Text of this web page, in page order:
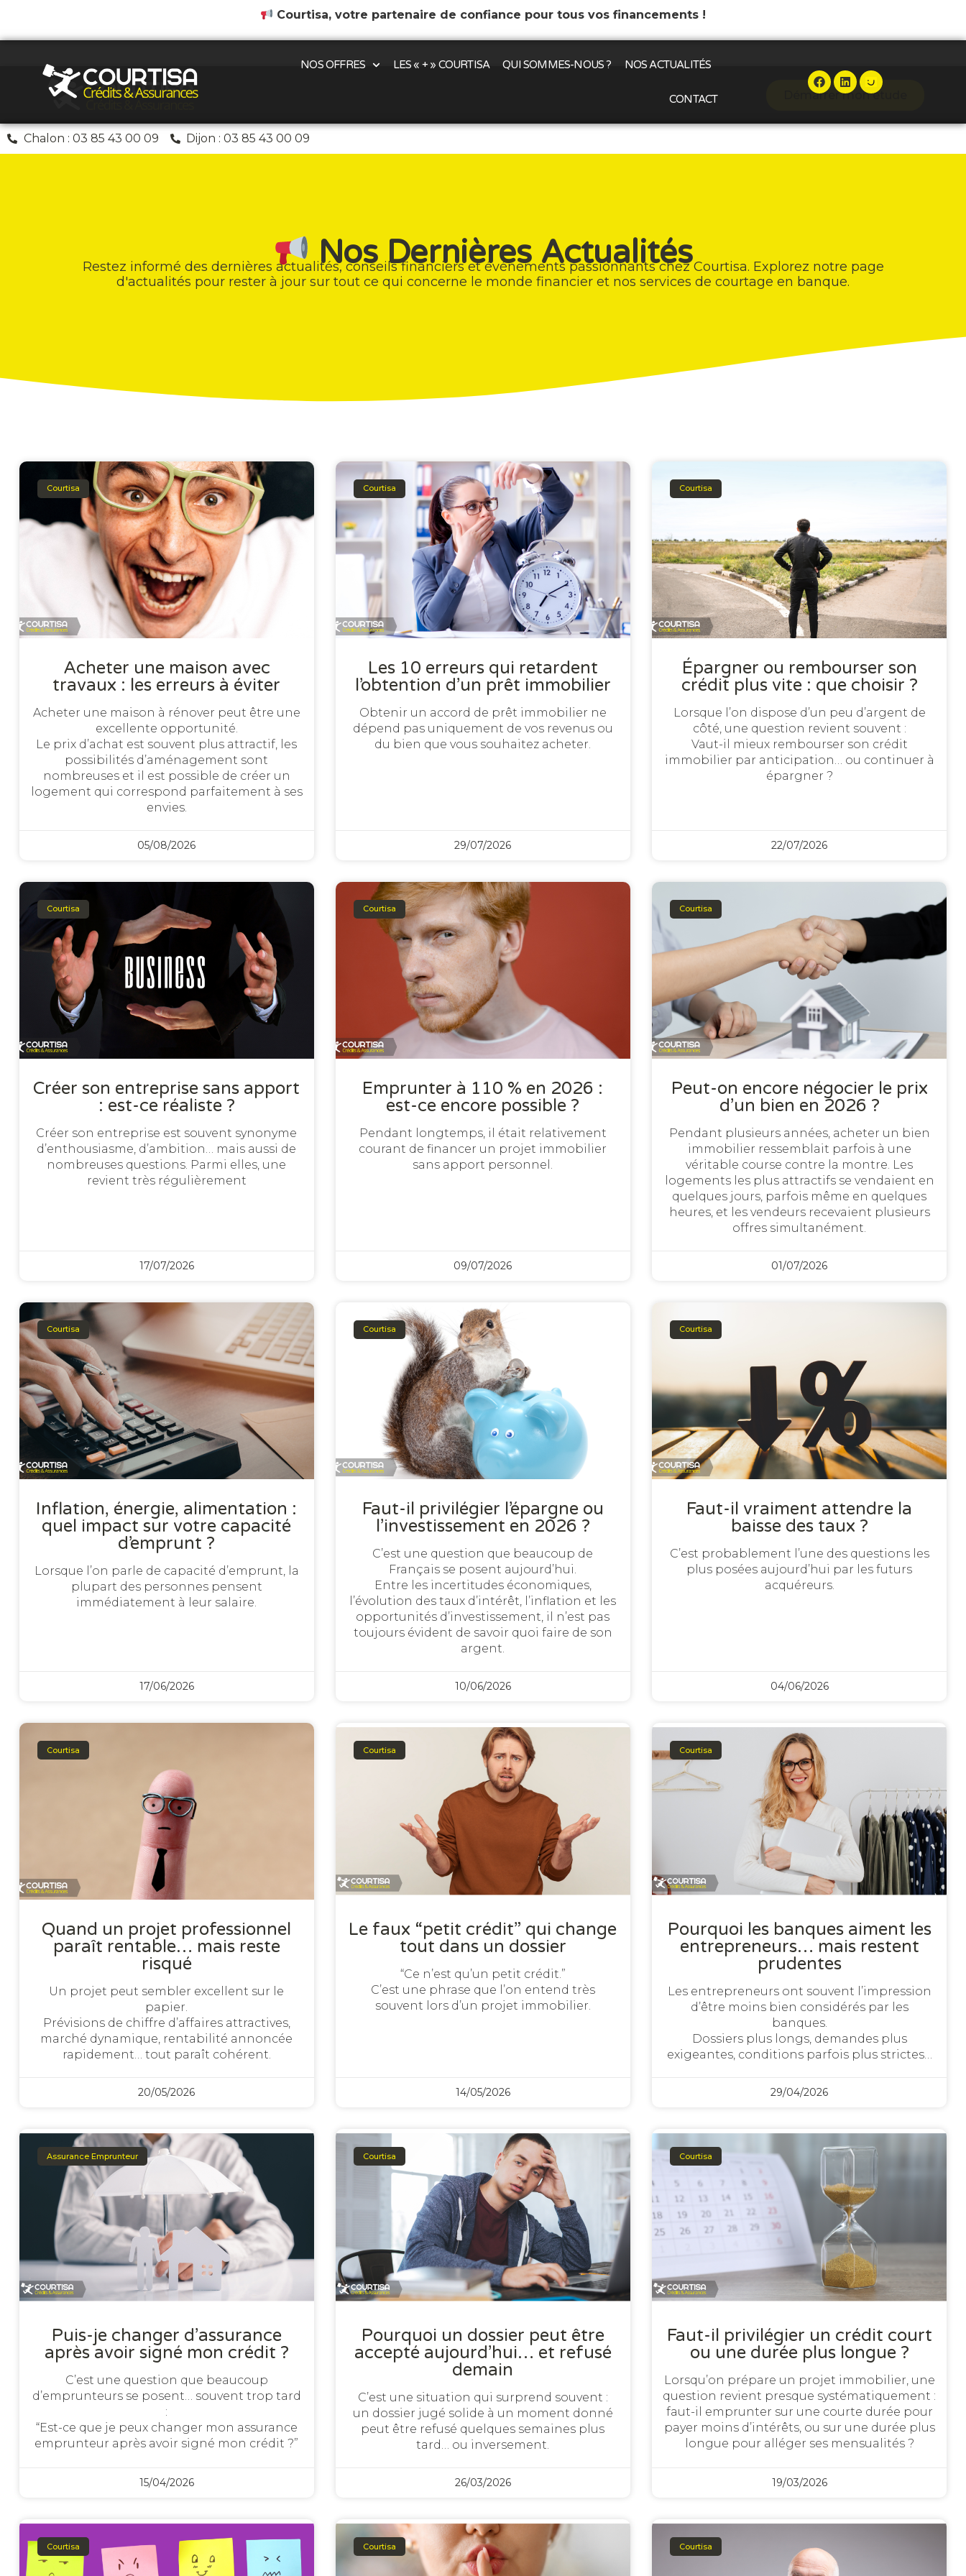
Courtisa, votre partenaire de confiance pour tous vos financements !
NOS OFFRES LES « + » COURTISA QUI SOMMES-NOUS ? NOS ACTUALITÉS
CONTACT Démarrer mon étude
Chalon : 03 85 43 00 09 Dijon : 03 85 43 00 09
Nos Dernières Actualités
Restez informé des dernières actualités, conseils financiers et événements passionnants chez Courtisa. Explorez notre page
d'actualités pour rester à jour sur tout ce qui concerne le monde financier et nos services de courtage en banque.
Courtisa
Acheter une maison avec
travaux : les erreurs à éviter
Acheter une maison à rénover peut être une
excellente opportunité.
Le prix d’achat est souvent plus attractif, les
possibilités d’aménagement sont
nombreuses et il est possible de créer un
logement qui correspond parfaitement à ses
envies.
05/08/2026
Courtisa
Les 10 erreurs qui retardent
l’obtention d’un prêt immobilier
Obtenir un accord de prêt immobilier ne
dépend pas uniquement de vos revenus ou
du bien que vous souhaitez acheter.
29/07/2026
Courtisa
Épargner ou rembourser son
crédit plus vite : que choisir ?
Lorsque l’on dispose d’un peu d’argent de
côté, une question revient souvent :
Vaut-il mieux rembourser son crédit
immobilier par anticipation… ou continuer à
épargner ?
22/07/2026
Courtisa
Créer son entreprise sans apport
: est-ce réaliste ?
Créer son entreprise est souvent synonyme
d’enthousiasme, d’ambition… mais aussi de
nombreuses questions. Parmi elles, une
revient très régulièrement
17/07/2026
Courtisa
Emprunter à 110 % en 2026 :
est-ce encore possible ?
Pendant longtemps, il était relativement
courant de financer un projet immobilier
sans apport personnel.
09/07/2026
Courtisa
Peut-on encore négocier le prix
d’un bien en 2026 ?
Pendant plusieurs années, acheter un bien
immobilier ressemblait parfois à une
véritable course contre la montre. Les
logements les plus attractifs se vendaient en
quelques jours, parfois même en quelques
heures, et les vendeurs recevaient plusieurs
offres simultanément.
01/07/2026
Courtisa
Inflation, énergie, alimentation :
quel impact sur votre capacité
d’emprunt ?
Lorsque l’on parle de capacité d’emprunt, la
plupart des personnes pensent
immédiatement à leur salaire.
17/06/2026
Courtisa
Faut-il privilégier l’épargne ou
l’investissement en 2026 ?
C’est une question que beaucoup de
Français se posent aujourd’hui.
Entre les incertitudes économiques,
l’évolution des taux d’intérêt, l’inflation et les
opportunités d’investissement, il n’est pas
toujours évident de savoir quoi faire de son
argent.
10/06/2026
Courtisa
Faut-il vraiment attendre la
baisse des taux ?
C’est probablement l’une des questions les
plus posées aujourd’hui par les futurs
acquéreurs.
04/06/2026
Courtisa
Quand un projet professionnel
paraît rentable… mais reste
risqué
Un projet peut sembler excellent sur le
papier.
Prévisions de chiffre d’affaires attractives,
marché dynamique, rentabilité annoncée
rapidement… tout paraît cohérent.
20/05/2026
Courtisa
Le faux “petit crédit” qui change
tout dans un dossier
“Ce n’est qu’un petit crédit.”
C’est une phrase que l’on entend très
souvent lors d’un projet immobilier.
14/05/2026
Courtisa
Pourquoi les banques aiment les
entrepreneurs… mais restent
prudentes
Les entrepreneurs ont souvent l’impression
d’être moins bien considérés par les
banques.
Dossiers plus longs, demandes plus
exigeantes, conditions parfois plus strictes…
29/04/2026
Assurance Emprunteur
Puis-je changer d’assurance
après avoir signé mon crédit ?
C’est une question que beaucoup
d’emprunteurs se posent… souvent trop tard
:
“Est-ce que je peux changer mon assurance
emprunteur après avoir signé mon crédit ?”
15/04/2026
Courtisa
Pourquoi un dossier peut être
accepté aujourd’hui… et refusé
demain
C’est une situation qui surprend souvent :
un dossier jugé solide à un moment donné
peut être refusé quelques semaines plus
tard… ou inversement.
26/03/2026
Courtisa
Faut-il privilégier un crédit court
ou une durée plus longue ?
Lorsqu’on prépare un projet immobilier, une
question revient presque systématiquement :
faut-il emprunter sur une courte durée pour
payer moins d’intérêts, ou sur une durée plus
longue pour alléger ses mensualités ?
19/03/2026
Courtisa Courtisa Courtisa